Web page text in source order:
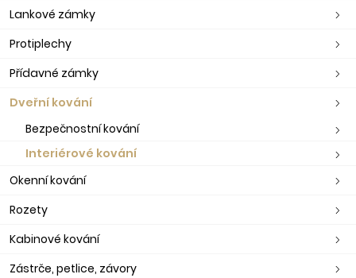
Lankové zámky
Protiplechy
Přídavné zámky
Dveřní kování
Bezpečnostní kování
Interiérové kování
Okenní kování
Rozety
Kabinové kování
Zástrče, petlice, závory